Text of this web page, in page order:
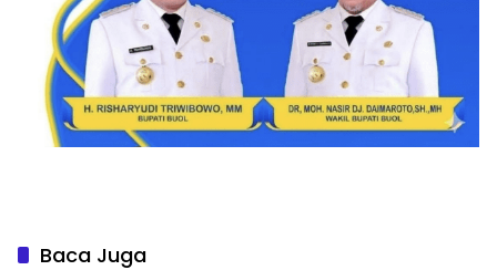
Baca Juga